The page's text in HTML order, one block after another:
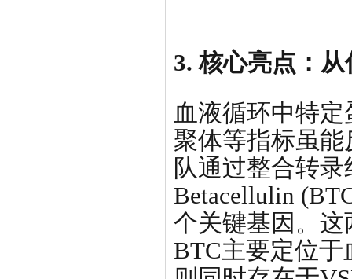
3. 核心亮点：
血液循环中特
聚体等指标虽
队通过整合转
Betacellulin
个关键基因。
BTC主要定位于